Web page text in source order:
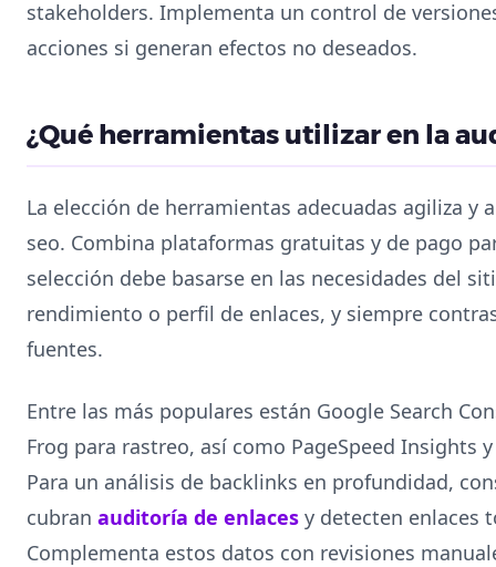
stakeholders. Implementa un control de
acciones si generan efectos no deseados.
¿Qué herramientas utilizar en la
La elección de herramientas adecuadas agiliza y
seo. Combina plataformas gratuitas y de pago
selección debe basarse en las necesidades del
rendimiento o perfil de enlaces, y siempre
fuentes.
Entre las más populares están Google Search
Frog para rastreo, así como PageSpeed Insights
Para un análisis de backlinks en profundidad,
cubran auditoría de enlaces y detecten enlaces
Complementa estos datos con revisiones